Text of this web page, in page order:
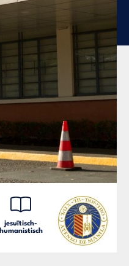
jesuïtisch-
humanistisch